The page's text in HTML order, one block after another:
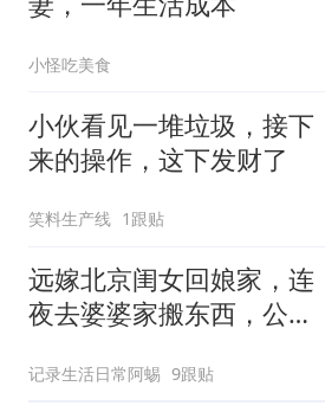
小怪吃美食
小伙看见一堆垃圾，接下
来的操作，这下发财了
笑料生产线 1跟贴
远嫁北京闺女回娘家，连
夜去婆婆家搬东西，公公
记录生活日常阿蜴 9跟贴